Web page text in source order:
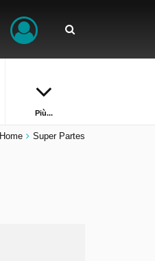
Più...
Home Super Partes